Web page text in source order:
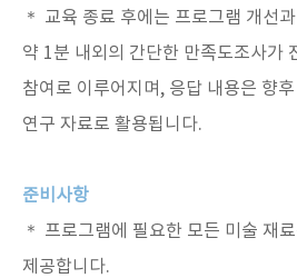
＊ 교육 종료 후에는 프로그램 개선
약 1분 내외의 간단한 만족도조사가
참여로 이루어지며, 응답 내용은 향
연구 자료로 활용됩니다.
준비사항
＊ 프로그램에 필요한 모든 미술 재
제공합니다.